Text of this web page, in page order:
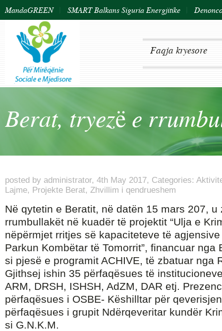
MandaGREEN SMART Balkans Siguria Energjitike
Faqja kryesore
Berat, tryezë e
posted by administrator, 4th May 2017, Categories:
Lajme, Projekte Berat, Zhvillim i qendrueshem
Në qytetin e Beratit, në datën 15 mars 207,
rrumbullakët në kuadër të projektit “Ulja e
nëpërmjet rritjes së kapaciteteve të
Parkun Kombëtar të Tomorrit”, financuar nga
si pjesë e programit ACHIVE, të zbatuar nga
Gjithsej ishin 35 përfaqësues të
ARM, DRSH, ISHSH, AdZM, DAR etj.
përfaqësues i OSBE- Këshilltar për
përfaqësues i grupit Ndërqeveritar kundër
si G.N.K.M.